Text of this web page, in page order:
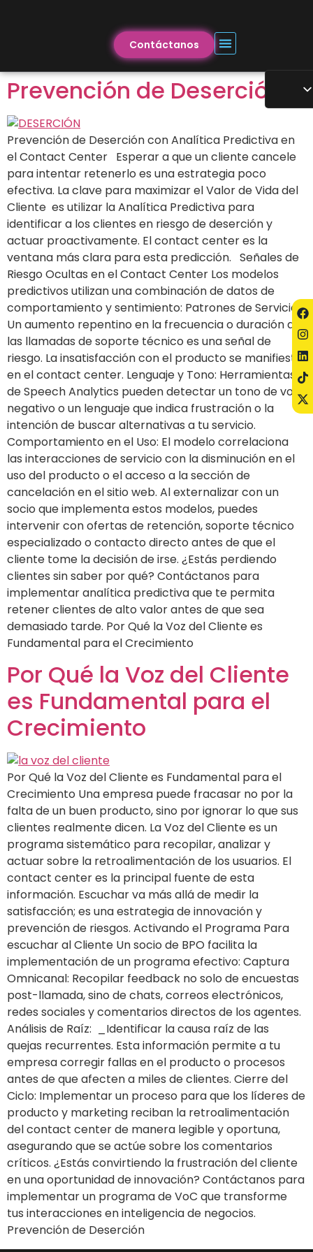
Contáctanos
Prevención de Deserción
Prevención de Deserción con Analítica Predictiva en
el Contact Center Esperar a que un cliente cancele
para intentar retenerlo es una estrategia poco
efectiva. La clave para maximizar el Valor de Vida del
Cliente es utilizar la Analítica Predictiva para
identificar a los clientes en riesgo de deserción y
actuar proactivamente. El contact center es la
ventana más clara para esta predicción. Señales de
Riesgo Ocultas en el Contact Center Los modelos
predictivos utilizan una combinación de datos de
comportamiento y sentimiento: Patrones de Servicio:
Un aumento repentino en la frecuencia o duración de
las llamadas de soporte técnico es una señal de
riesgo. La insatisfacción con el producto se manifiesta
en el contact center. Lenguaje y Tono: Herramientas
de Speech Analytics pueden detectar un tono de voz
negativo o un lenguaje que indica frustración o la
intención de buscar alternativas a tu servicio.
Comportamiento en el Uso: El modelo correlaciona
las interacciones de servicio con la disminución en el
uso del producto o el acceso a la sección de
cancelación en el sitio web. Al externalizar con un
socio que implementa estos modelos, puedes
intervenir con ofertas de retención, soporte técnico
especializado o contacto directo antes de que el
cliente tome la decisión de irse. ¿Estás perdiendo
clientes sin saber por qué? Contáctanos para
implementar analítica predictiva que te permita
retener clientes de alto valor antes de que sea
demasiado tarde. Por Qué la Voz del Cliente es
Fundamental para el Crecimiento
Por Qué la Voz del Cliente
es Fundamental para el
Crecimiento
Por Qué la Voz del Cliente es Fundamental para el
Crecimiento Una empresa puede fracasar no por la
falta de un buen producto, sino por ignorar lo que sus
clientes realmente dicen. La Voz del Cliente es un
programa sistemático para recopilar, analizar y
actuar sobre la retroalimentación de los usuarios. El
contact center es la principal fuente de esta
información. Escuchar va más allá de medir la
satisfacción; es una estrategia de innovación y
prevención de riesgos. Activando el Programa Para
escuchar al Cliente Un socio de BPO facilita la
implementación de un programa efectivo: Captura
Omnicanal: Recopilar feedback no solo de encuestas
post-llamada, sino de chats, correos electrónicos,
redes sociales y comentarios directos de los agentes.
Análisis de Raíz: _Identificar la causa raíz de las
quejas recurrentes. Esta información permite a tu
empresa corregir fallas en el producto o procesos
antes de que afecten a miles de clientes. Cierre del
Ciclo: Implementar un proceso para que los líderes de
producto y marketing reciban la retroalimentación
del contact center de manera legible y oportuna,
asegurando que se actúe sobre los comentarios
críticos. ¿Estás convirtiendo la frustración del cliente
en una oportunidad de innovación? Contáctanos para
implementar un programa de VoC que transforme
tus interacciones en inteligencia de negocios.
Prevención de Deserción